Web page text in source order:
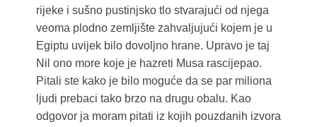
rijeke i sušno pustinjsko tlo stvarajući od njega
veoma plodno zemljište zahvaljujući kojem je u
Egiptu uvijek bilo dovoljno hrane. Upravo je taj
Nil ono more koje je hazreti Musa rascijepao.
Pitali ste kako je bilo moguće da se par miliona
ljudi prebaci tako brzo na drugu obalu. Kao
odgovor ja moram pitati iz kojih pouzdanih izvora